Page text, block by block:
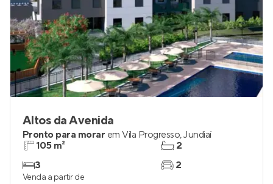
Altos da Avenida
Pronto para morar em Vila Progresso,Jundiaí
105 m²
3
2
2
Venda a partir de